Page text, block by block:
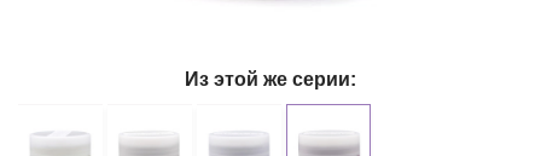
Из этой же серии: